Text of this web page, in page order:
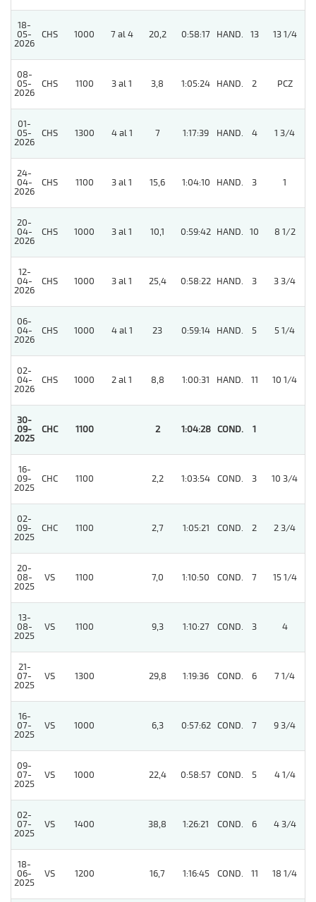
18-
05-
2026
CHS 1000 7 al 4 20,2 0:58:17 HAND. 13 13 1/4
08-
05-
2026
CHS 1100 3 al 1 3,8 1:05:24 HAND. 2 PCZ
01-
05-
2026
CHS 1300 4 al 1 7 1:17:39 HAND. 4 1 3/4
24-
04-
2026
CHS 1100 3 al 1 15,6 1:04:10 HAND. 3 1
20-
04-
2026
CHS 1000 3 al 1 10,1 0:59:42 HAND. 10 8 1/2
12-
04-
2026
CHS 1000 3 al 1 25,4 0:58:22 HAND. 3 3 3/4
06-
04-
2026
CHS 1000 4 al 1 23 0:59:14 HAND. 5 5 1/4
02-
04-
2026
CHS 1000 2 al 1 8,8 1:00:31 HAND. 11 10 1/4
30-
09-
2025
CHC 1100 2 1:04:28 COND. 1
16-
09-
2025
CHC 1100 2,2 1:03:54 COND. 3 10 3/4
02-
09-
2025
CHC 1100 2,7 1:05:21 COND. 2 2 3/4
20-
08-
2025
VS 1100 7,0 1:10:50 COND. 7 15 1/4
13-
08-
2025
VS 1100 9,3 1:10:27 COND. 3 4
21-
07-
2025
VS 1300 29,8 1:19:36 COND. 6 7 1/4
16-
07-
2025
VS 1000 6,3 0:57:62 COND. 7 9 3/4
09-
07-
2025
VS 1000 22,4 0:58:57 COND. 5 4 1/4
02-
07-
2025
VS 1400 38,8 1:26:21 COND. 6 4 3/4
18-
06-
2025
VS 1200 16,7 1:16:45 COND. 11 18 1/4